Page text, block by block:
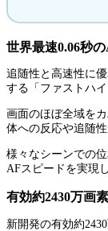
世界最速0.06秒
追随性と高速性に
する「ファストハ
画面のほぼ全域を
体への反応や追随性
様々なシーンでの
AFスピードを実現
有効約2430万画
新開発の有効約